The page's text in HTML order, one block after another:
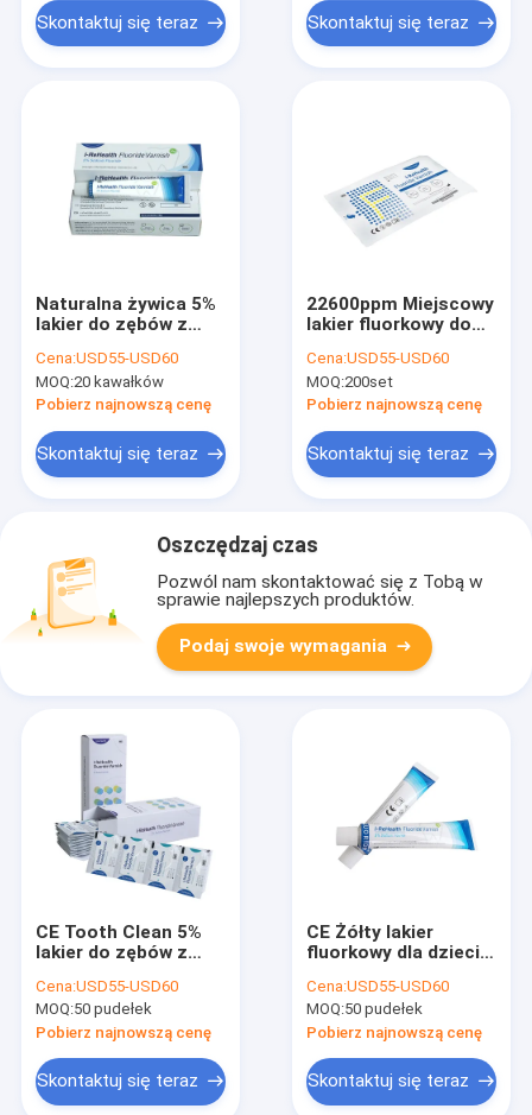
Skontaktuj się teraz Skontaktuj się teraz
Naturalna żywica 5%
lakier do zębów z
wrażliwych zębów
22600 ppm
Cena:USD55-USD60
MOQ:20 kawałków
Pobierz najnowszą cenę
Skontaktuj się teraz
22600ppm Miejscowy
lakier fluorkowy do
próchnicy zębów
wrażliwych
Cena:USD55-USD60
MOQ:200set
Pobierz najnowszą cenę
Skontaktuj się teraz
Oszczędzaj czas
Pozwól nam skontaktować się z Tobą w
sprawie najlepszych produktów.
Podaj swoje wymagania
CE Tooth Clean 5%
lakier do zębów z
wrażliwych zębów 0,5
g / worek
Cena:USD55-USD60
MOQ:50 pudełek
Pobierz najnowszą cenę
Skontaktuj się teraz
CE Żółty lakier
fluorkowy dla dzieci
opakowaniem 10g
Cena:USD55-USD60
MOQ:50 pudełek
Pobierz najnowszą cenę
Skontaktuj się teraz